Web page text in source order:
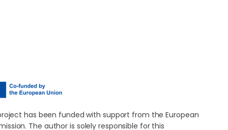
has been funded with support from the European
The author is solely responsible for this